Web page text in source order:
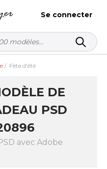
Se connecter
/ Fête d'été
DE
PSD
avec Adobe